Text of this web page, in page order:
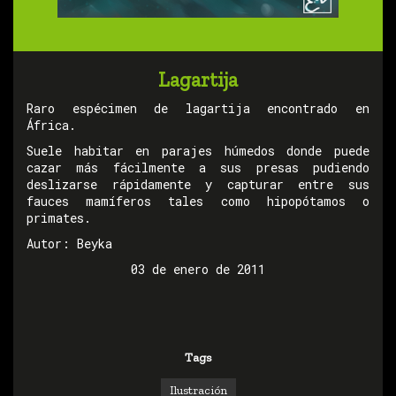
Lagartija
Raro espécimen de lagartija encontrado en
África.
Suele habitar en parajes húmedos donde puede
cazar más fácilmente a sus presas pudiendo
deslizarse rápidamente y capturar entre sus
fauces mamíferos tales como hipopótamos o
primates.
Autor: Beyka
03 de enero de 2011
Tags
Ilustración